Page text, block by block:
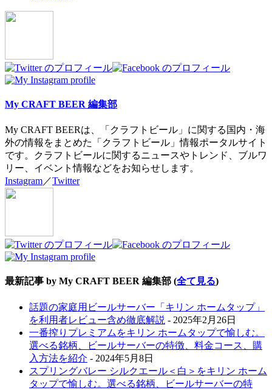
tabs
change
My CRAFT BEER 編集部
My CRAFT BEERは、「クラフトビール」に関する国内・海
外の情報をまとめた「クラフトビール」情報ポータルサイト
です。クラフトビールに関するニュースやトレンド、ブルワ
リー、イベント情報などをお知らせします。
Instagram／Twitter
最新記事 by My CRAFT BEER 編集部 (全て見る)
話題の家庭用ビールサーバー「キリン ホームタップ」
を利用者レビュー含め徹底解説 - 2025年2月26日
一番搾りプレミアムをキリン ホームタップで愉しむ。
選べる銘柄、ビールサーバーの特徴、料金コース、購
入方法を紹介 - 2024年5月8日
スプリングバレー シルクエール＜白＞をキリン ホーム
タップで愉しむ。選べる銘柄、ビールサーバーの特